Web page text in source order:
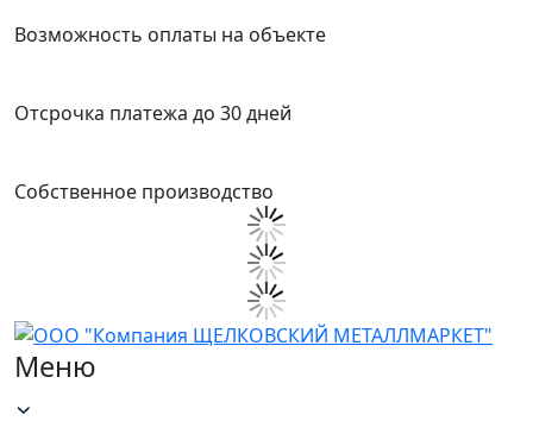
Возможность оплаты на объекте
Отсрочка платежа до 30 дней
Собственное производство
Меню